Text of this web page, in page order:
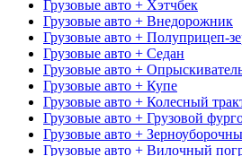
Грузовые авто + Хэтчбек
Грузовые авто + Внедорожник
Грузовые авто + Полуприцеп-
Грузовые авто + Седан
Грузовые авто +
Грузовые авто + Купе
Грузовые авто + Колесный
Грузовые авто + Грузовой
Грузовые авто +
Грузовые авто + Вилочный